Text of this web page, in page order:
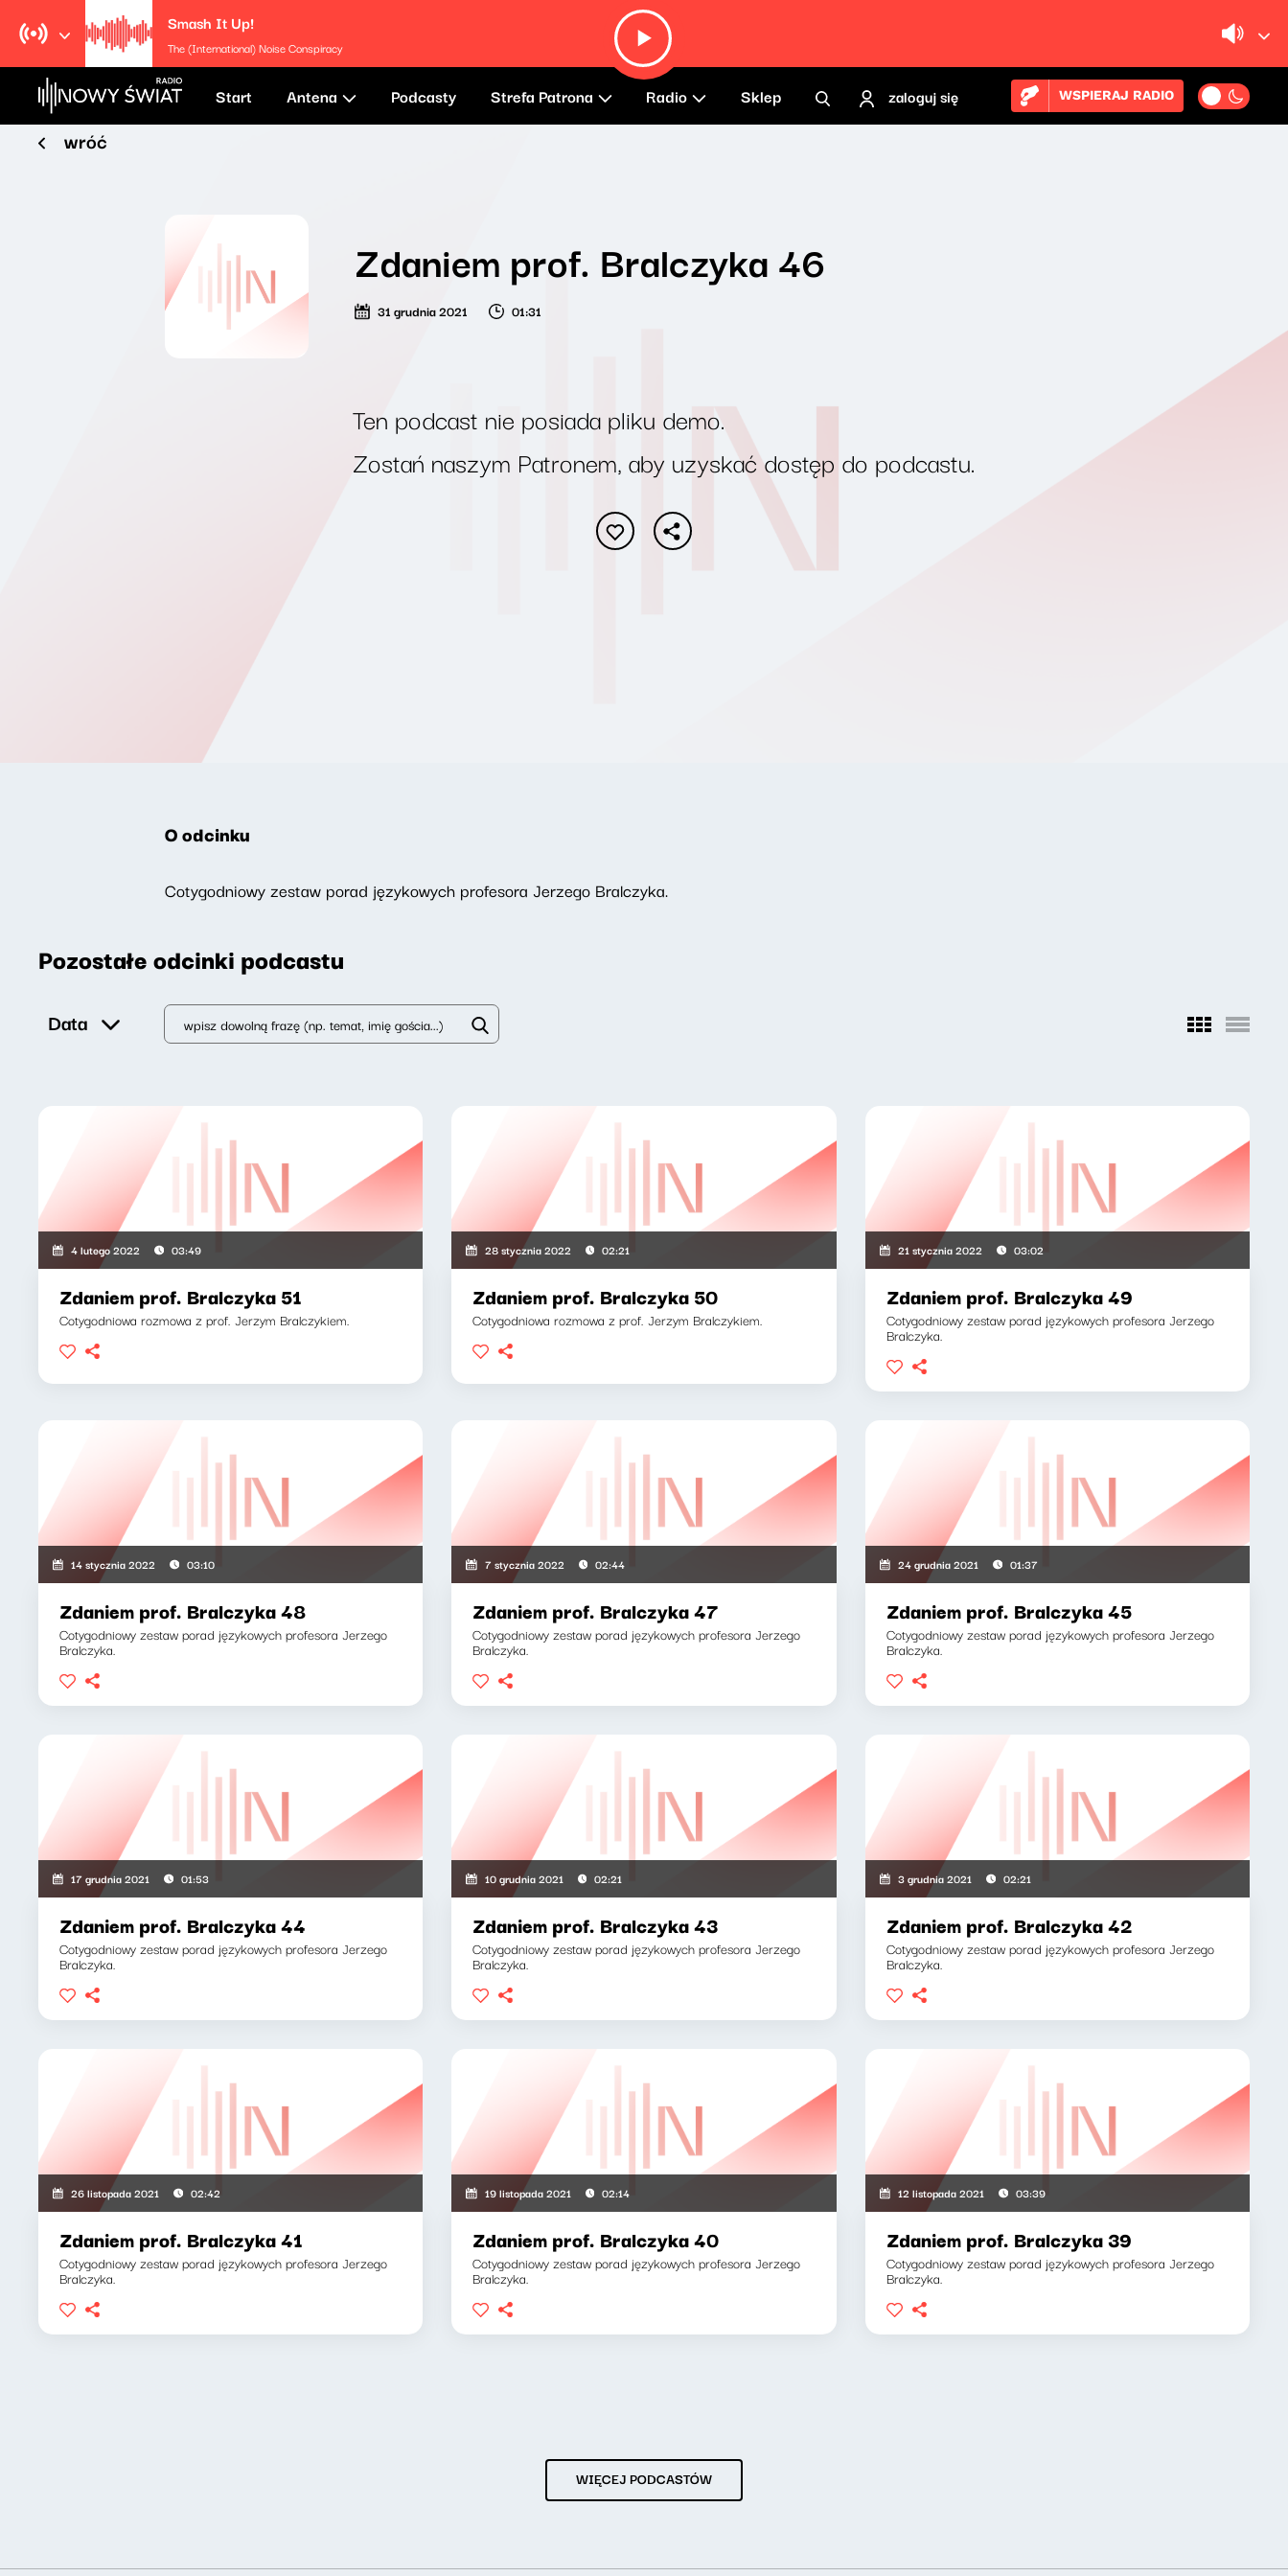
Smash It Up!
The (International) Noise Conspiracy
Start Antena Podcasty Strefa Patrona Radio Sklep zaloguj się WSPIERAJ RADIO
wróć
Zdaniem prof. Bralczyka 46
31 grudnia 2021 01:31
Ten podcast nie posiada pliku demo.
Zostań naszym Patronem, aby uzyskać dostęp do podcastu.
O odcinku
Cotygodniowy zestaw porad językowych profesora Jerzego Bralczyka.
Pozostałe odcinki podcastu
Data
4 lutego 2022 03:49
Zdaniem prof. Bralczyka 51
Cotygodniowa rozmowa z prof. Jerzym Bralczykiem.
28 stycznia 2022 02:21
Zdaniem prof. Bralczyka 50
Cotygodniowa rozmowa z prof. Jerzym Bralczykiem.
21 stycznia 2022 03:02
Zdaniem prof. Bralczyka 49
Cotygodniowy zestaw porad językowych profesora Jerzego
Bralczyka.
14 stycznia 2022 03:10
Zdaniem prof. Bralczyka 48
Cotygodniowy zestaw porad językowych profesora Jerzego
Bralczyka.
7 stycznia 2022 02:44
Zdaniem prof. Bralczyka 47
Cotygodniowy zestaw porad językowych profesora Jerzego
Bralczyka.
24 grudnia 2021 01:37
Zdaniem prof. Bralczyka 45
Cotygodniowy zestaw porad językowych profesora Jerzego
Bralczyka.
17 grudnia 2021 01:53
Zdaniem prof. Bralczyka 44
Cotygodniowy zestaw porad językowych profesora Jerzego
Bralczyka.
10 grudnia 2021 02:21
Zdaniem prof. Bralczyka 43
Cotygodniowy zestaw porad językowych profesora Jerzego
Bralczyka.
3 grudnia 2021 02:21
Zdaniem prof. Bralczyka 42
Cotygodniowy zestaw porad językowych profesora Jerzego
Bralczyka.
26 listopada 2021 02:42
Zdaniem prof. Bralczyka 41
Cotygodniowy zestaw porad językowych profesora Jerzego
Bralczyka.
19 listopada 2021 02:14
Zdaniem prof. Bralczyka 40
Cotygodniowy zestaw porad językowych profesora Jerzego
Bralczyka.
12 listopada 2021 03:39
Zdaniem prof. Bralczyka 39
Cotygodniowy zestaw porad językowych profesora Jerzego
Bralczyka.
WIĘCEJ PODCASTÓW